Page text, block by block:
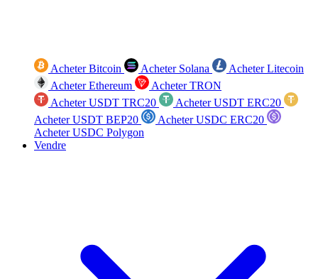
Acheter Bitcoin Acheter Solana
Acheter Litecoin
Acheter Ethereum
Acheter TRON
Acheter USDT TRC20
Acheter USDT ERC20
Acheter USDT BEP20
Acheter USDC ERC20
Acheter USDC Polygon
Vendre